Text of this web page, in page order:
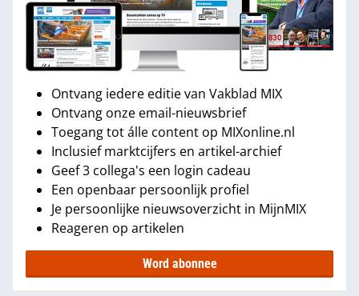
Ontvang iedere editie van Vakblad MIX
Ontvang onze email-nieuwsbrief
Toegang tot álle content op MIXonline.nl
Inclusief marktcijfers en artikel-archief
Geef 3 collega's een login cadeau
Een openbaar persoonlijk profiel
Je persoonlijke nieuwsoverzicht in MijnMIX
Reageren op artikelen
Word abonnee